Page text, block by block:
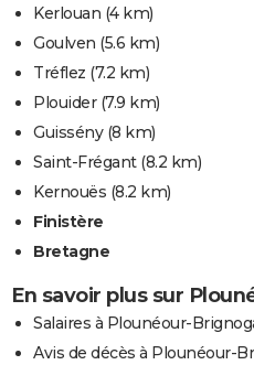
Kerlouan (4 km)
Goulven (5.6 km)
Tréflez (7.2 km)
Plouider(7.9 km)
Guissény(8 km)
Saint-Frégant(8.2 km)
Kernouës (8.2 km)
Finistère
Bretagne
En savoir plus sur
Salaires à Plounéour-
Avis de décès à Plounéour-